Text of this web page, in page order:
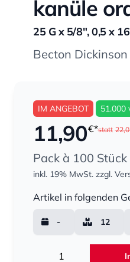
kanüle
25 G x 5/8", 0,5 x
Becton
IM ANGEBOT 51.000
statt
11,90€*
Pack à 100 Stück
inkl. 19% MwSt. zzgl.
Artikel in folgenden
- 12